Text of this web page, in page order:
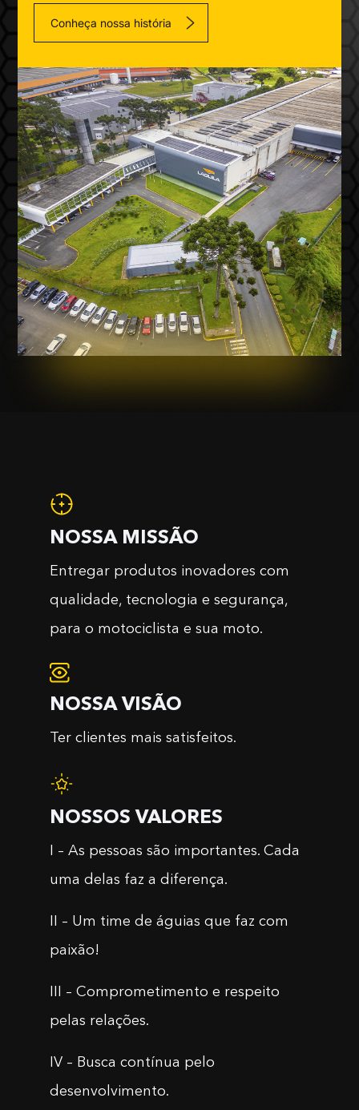
Conheça nossa história
NOSSA MISSÃO
Entregar produtos inovadores com
qualidade, tecnologia e segurança,
para o motociclista e sua moto.
NOSSA VISÃO
Ter clientes mais satisfeitos.
NOSSOS VALORES
I – As pessoas são importantes. Cada
uma delas faz a diferença.
II – Um time de águias que faz com
paixão!
III – Comprometimento e respeito
pelas relações.
IV – Busca contínua pelo
desenvolvimento.